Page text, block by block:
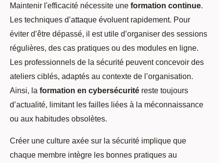
Maintenir l'efficacité nécessite une formation continue.
Les techniques d’attaque évoluent rapidement. Pour
éviter d’être dépassé, il est utile d’organiser des sessions
régulières, des cas pratiques ou des modules en ligne.
Les professionnels de la sécurité peuvent concevoir des
ateliers ciblés, adaptés au contexte de l’organisation.
Ainsi, la formation en cybersécurité reste toujours
d’actualité, limitant les failles liées à la méconnaissance
ou aux habitudes obsolètes.
Créer une culture axée sur la sécurité implique que
chaque membre intègre les bonnes pratiques au